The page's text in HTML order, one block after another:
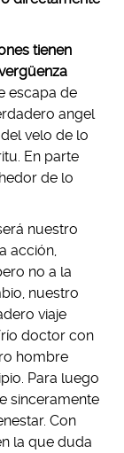
tienen
escapa de
angel
velo de lo
En parte
de lo
nuestro
acción,
no a la
nuestro
viaje
doctor con
hombre
Para luego
sinceramente
Con
la que duda